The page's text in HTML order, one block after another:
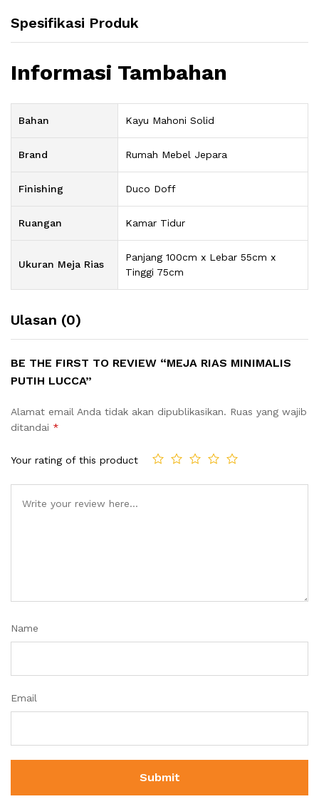
Spesifikasi Produk
Informasi Tambahan
Bahan Kayu Mahoni Solid
Brand Rumah Mebel Jepara
Finishing Duco Doff
Ruangan Kamar Tidur
Ukuran Meja Rias
Panjang 100cm x Lebar 55cm x
Tinggi 75cm
Ulasan (0)
BE THE FIRST TO REVIEW “MEJA RIAS MINIMALIS
PUTIH LUCCA”
Alamat email Anda tidak akan dipublikasikan. Ruas yang wajib
ditandai *
Your rating of this product
Name
Email